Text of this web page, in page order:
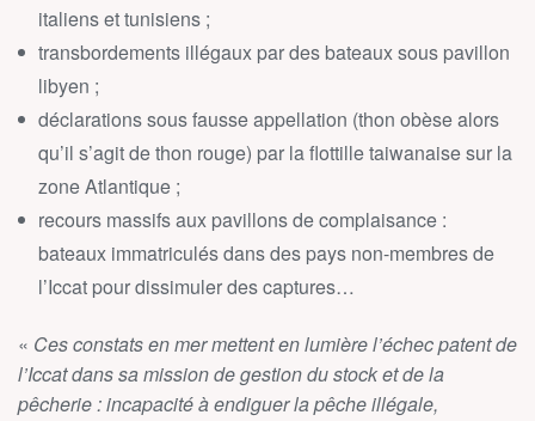
italiens et tunisiens ;
transbordements illégaux par des bateaux sous pavillon
libyen ;
déclarations sous fausse appellation (thon obèse alors
qu’il s’agit de thon rouge) par la flottille taiwanaise sur la
zone Atlantique ;
recours massifs aux pavillons de complaisance :
bateaux immatriculés dans des pays non-membres de
l’Iccat pour dissimuler des captures…
« Ces constats en mer mettent en lumière l’échec patent de
l’Iccat dans sa mission de gestion du stock et de la
pêcherie : incapacité à endiguer la pêche illégale,